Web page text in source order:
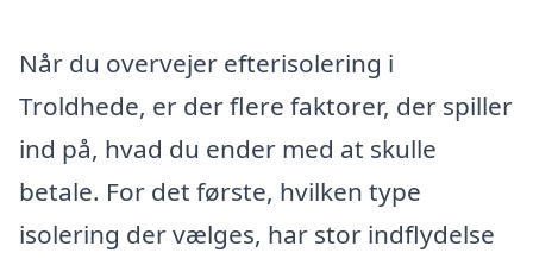
Når du overvejer efterisolering i
Troldhede, er der flere faktorer, der spiller
ind på, hvad du ender med at skulle
betale. For det første, hvilken type
isolering der vælges, har stor indflydelse